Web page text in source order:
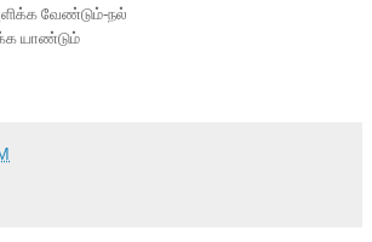
வேண்டும்-நல்
யாண்டும்